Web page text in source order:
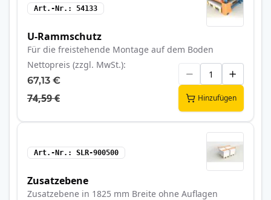
Art.-Nr. 54133
U-Rammschutz
Für die freistehende Montage auf dem Boden
Nettopreis (zzgl. MwSt.)
67,13 €
74,59 € Hinzufügen
Art.-Nr. SLR-900500
Zusatzebene
Zusatzebene in 1825 mm Breite ohne Auflagen